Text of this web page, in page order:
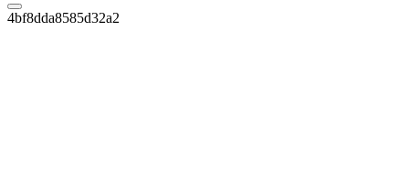
4bf8dda8585d32a2